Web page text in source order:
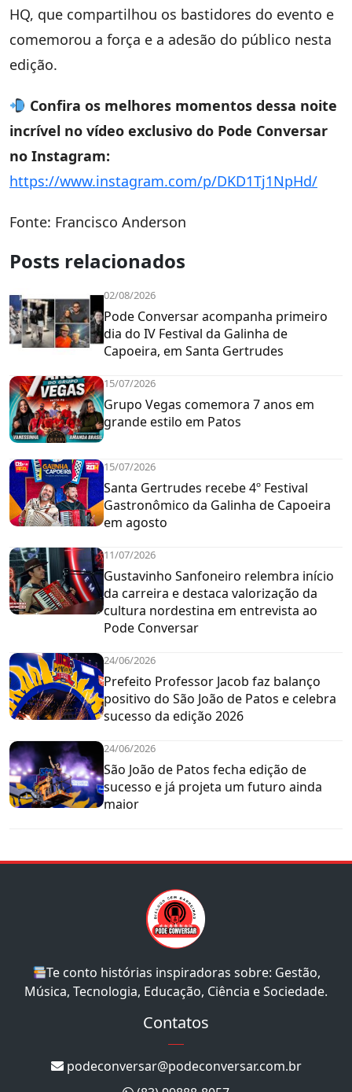
HQ, que compartilhou os bastidores do evento e
comemorou a força e a adesão do público nesta
edição.
Confira os melhores momentos dessa noite
incrível no vídeo exclusivo do Pode Conversar
no Instagram:
https://www.instagram.com/p/DKD1Tj1NpHd/
Fonte: Francisco Anderson
Posts relacionados
02/08/2026
Pode Conversar acompanha primeiro
dia do IV Festival da Galinha de
Capoeira, em Santa Gertrudes
15/07/2026
Grupo Vegas comemora 7 anos em
grande estilo em Patos
15/07/2026
Santa Gertrudes recebe 4º Festival
Gastronômico da Galinha de Capoeira
em agosto
11/07/2026
Gustavinho Sanfoneiro relembra início
da carreira e destaca valorização da
cultura nordestina em entrevista ao
Pode Conversar
24/06/2026
Prefeito Professor Jacob faz balanço
positivo do São João de Patos e celebra
sucesso da edição 2026
24/06/2026
São João de Patos fecha edição de
sucesso e já projeta um futuro ainda
maior
Te conto histórias inspiradoras sobre: Gestão,
Música, Tecnologia, Educação, Ciência e Sociedade.
Contatos
podeconversar@podeconversar.com.br